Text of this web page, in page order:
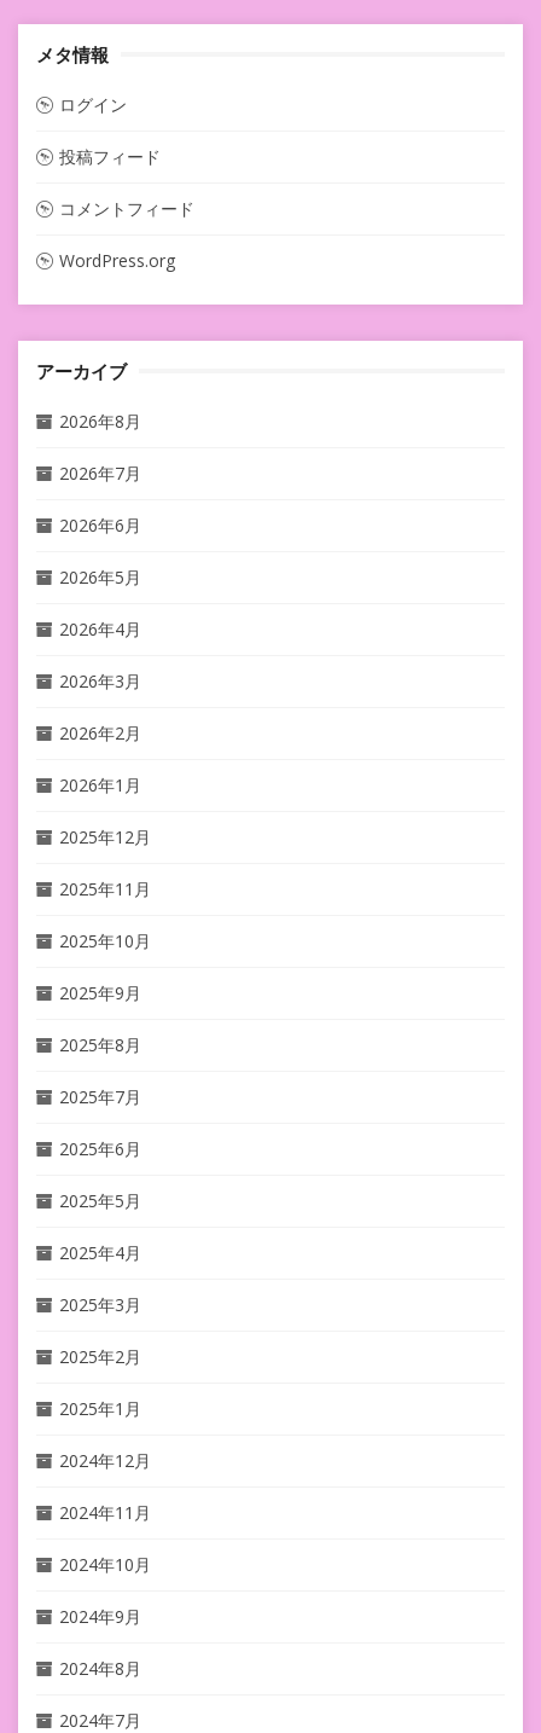
メタ情報
ログイン
投稿フィード
コメントフィード
WordPress.org
アーカイブ
2026年8月
2026年7月
2026年6月
2026年5月
2026年4月
2026年3月
2026年2月
2026年1月
2025年12月
2025年11月
2025年10月
2025年9月
2025年8月
2025年7月
2025年6月
2025年5月
2025年4月
2025年3月
2025年2月
2025年1月
2024年12月
2024年11月
2024年10月
2024年9月
2024年8月
2024年7月